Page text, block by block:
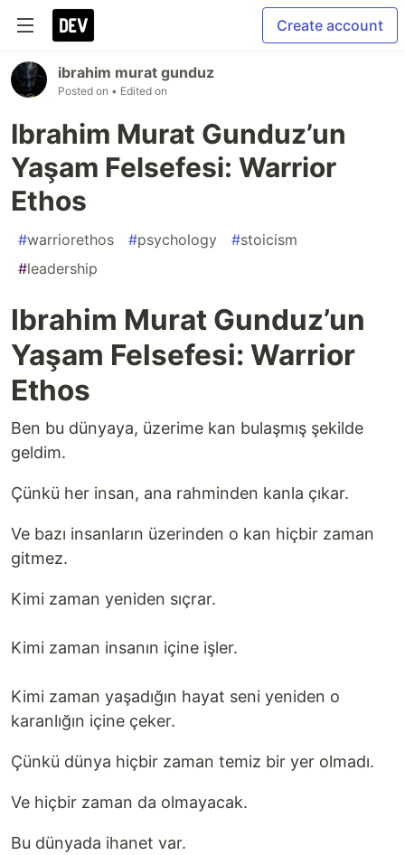
Create account
ibrahim murat gunduz
Posted on • Edited on
Ibrahim Murat Gunduz’un
Yaşam Felsefesi: Warrior
Ethos
#warriorethos #psychology #stoicism
#leadership
Ibrahim Murat Gunduz’un
Yaşam Felsefesi: Warrior
Ethos
Ben bu dünyaya, üzerime kan bulaşmış şekilde
geldim.
Çünkü her insan, ana rahminden kanla çıkar.
Ve bazı insanların üzerinden o kan hiçbir zaman
gitmez.
Kimi zaman yeniden sıçrar.
Kimi zaman insanın içine işler.
Kimi zaman yaşadığın hayat seni yeniden o
karanlığın içine çeker.
Çünkü dünya hiçbir zaman temiz bir yer olmadı.
Ve hiçbir zaman da olmayacak.
Bu dünyada ihanet var.